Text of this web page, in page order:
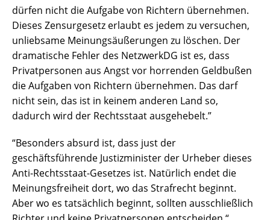
dürfen nicht die Aufgabe von Richtern übernehmen.
Dieses Zensurgesetz erlaubt es jedem zu versuchen,
unliebsame Meinungsäußerungen zu löschen. Der
dramatische Fehler des NetzwerkDG ist es, dass
Privatpersonen aus Angst vor horrenden Geldbußen
die Aufgaben von Richtern übernehmen. Das darf
nicht sein, das ist in keinem anderen Land so,
dadurch wird der Rechtsstaat ausgehebelt.”
“Besonders absurd ist, dass just der
geschäftsführende Justizminister der Urheber dieses
Anti-Rechtsstaat-Gesetzes ist. Natürlich endet die
Meinungsfreiheit dort, wo das Strafrecht beginnt.
Aber wo es tatsächlich beginnt, sollten ausschließlich